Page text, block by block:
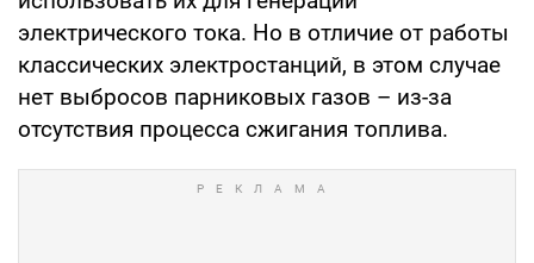
электрического тока. Но в отличие от работы
классических электростанций, в этом случае
нет выбросов парниковых газов – из-за
отсутствия процесса сжигания топлива.